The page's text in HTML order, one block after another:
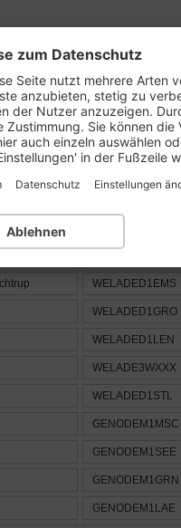
BLZ-Liste:
Ortsnummer : 401
FI-Münster
WELADED1EMS
WELADED1GRO
WELADED1LEN
WELADE3WXXX
WELADED1STL
GENODEM1MSC
GENODEM1SEE
GENODEM1GRN
GENODEM1LAE
zum Datenschutz
Seite nutzt mehrere Arten
anzubieten, stetig zu
der Nutzer anzuzeigen.
Zustimmung. Sie können
auch einzeln auswählen
in der Fußzeile
Datenschutz Einstellungen
Ablehnen